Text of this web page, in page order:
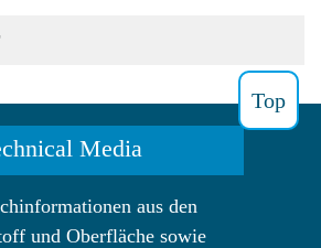
Top
Media
aus den
und Oberfläche sowie